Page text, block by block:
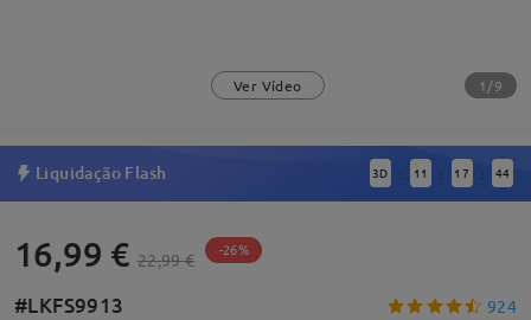
Ver Vídeo 1/9
Liquidação Flash 3D : 11 : 17 : 43
16,99 € 22,99 € -26%
#LKFS9913 924